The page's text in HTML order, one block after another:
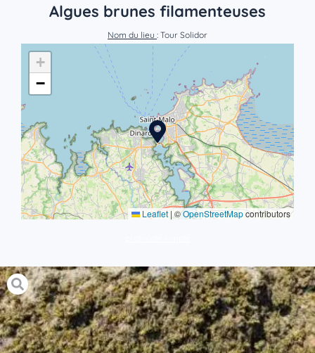
Algues brunes filamenteuses
Nom du lieu : Tour Solidor
+
−
Leaflet | ©OpenStreetMapcontributors